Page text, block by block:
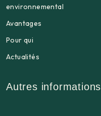
environnemental
Avantages
Pour qui
Actualités
Autres informations